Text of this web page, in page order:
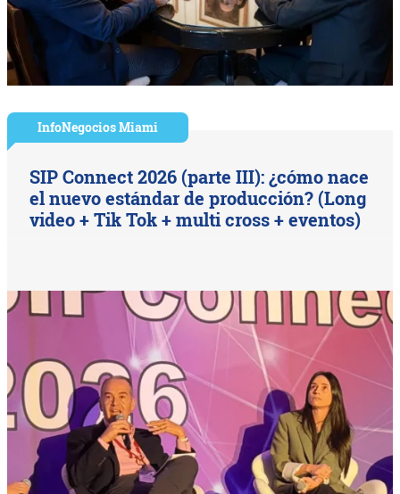
InfoNegocios Miami
SIP Connect 2026 (parte III): ¿cómo nace
el nuevo estándar de producción? (Long
video + Tik Tok + multi cross + eventos)